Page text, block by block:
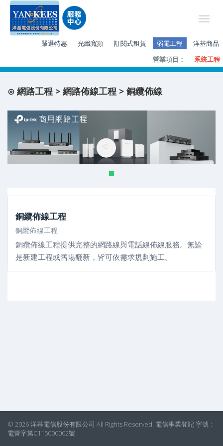
嚴選特惠 光纖寬頻 訂閱式租賃 弱電工程 洋基商品
營業項目： 系統工程
⊙ 網路工程 > 網路佈線工程 > 銅纜佈線
銅纜佈線工程
銅纜佈線工程
銅纜佈線工程提供完整的網路線與電話線佈線服務。無論
是新建工程或舊場翻新，皆可依需求規劃施工。
© 2026 洋基電信股份有限公司 All Rights Reserved. 電信事業登記 字號：
電管字第C115000002號